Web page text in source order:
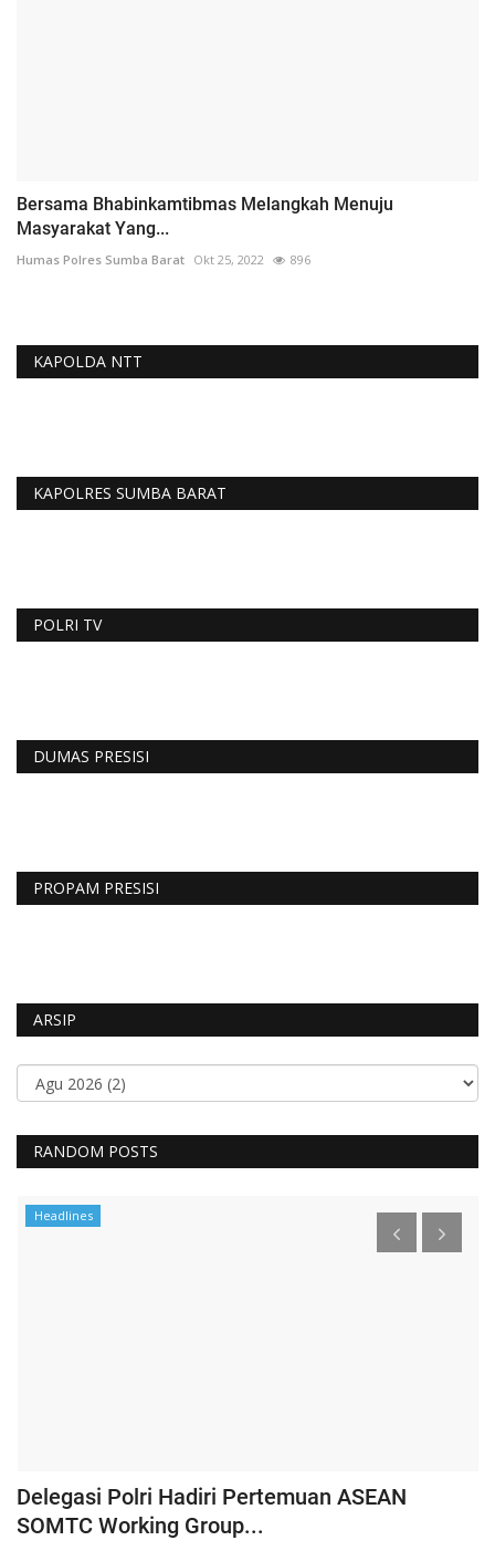
Bersama Bhabinkamtibmas Melangkah Menuju
Masyarakat Yang...
Humas Polres Sumba Barat Okt 25, 2022 896
KAPOLDA NTT
KAPOLRES SUMBA BARAT
POLRI TV
DUMAS PRESISI
PROPAM PRESISI
ARSIP
RANDOM POSTS
Headlines
Delegasi Polri Hadiri Pertemuan ASEAN
SOMTC Working Group...